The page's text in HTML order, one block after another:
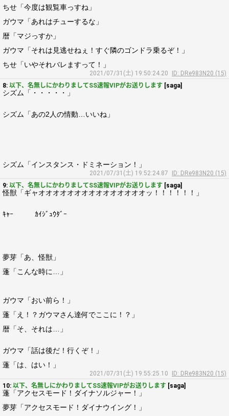
ちせ「今度は観覧車っすね」
ガウマ「あれはチューするな」
暦「マジっすか」
ガウマ「それは見逃せねぇ！すぐ隣のゴンドラ乗るぞ！」
ちせ「いやそれバレますって！」
2021/07/31(土) 19:50:24.20
ID: DRe983N20 (15)
8: 以下、名無しにかわりましてSS速報VIPがお送りします [saga]
シズム「・・・・・」
シズム「あの2人の情動…いいね」
シズム「インスタンス・ドミネーション！」
2021/07/31(土) 19:52:24.87
ID: DRe983N20 (15)
9: 以下、名無しにかわりましてSS速報VIPがお送りします [saga]
怪獣「ギャオオオオオオオオオオオオオオオッ！！！！！！」
ｷｬｰ ｶｲｼﾞｭｳﾀﾞｰ
夢芽「あ、怪獣」
蓬「こんな時に…」
ガウマ「おい前ら！」
蓬「え！？ガウマさん達何でここに！？」
暦「そ、それは…」
ガウマ「話は後だ！行くぞ！」
蓬「は、はい！」
2021/07/31(土) 19:55:25.10
ID: DRe983N20 (15)
10: 以下、名無しにかわりましてSS速報VIPがお送りします [saga]
蓬「アクセスモード！ダイナソルジャー！」
夢芽「アクセスモード！ダイナウイング！」